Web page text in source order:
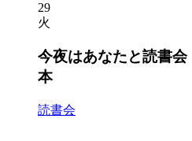
29
火
今夜はあなたと読書
本
読書会